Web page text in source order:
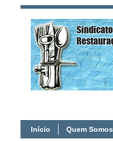
Início Quem Somos